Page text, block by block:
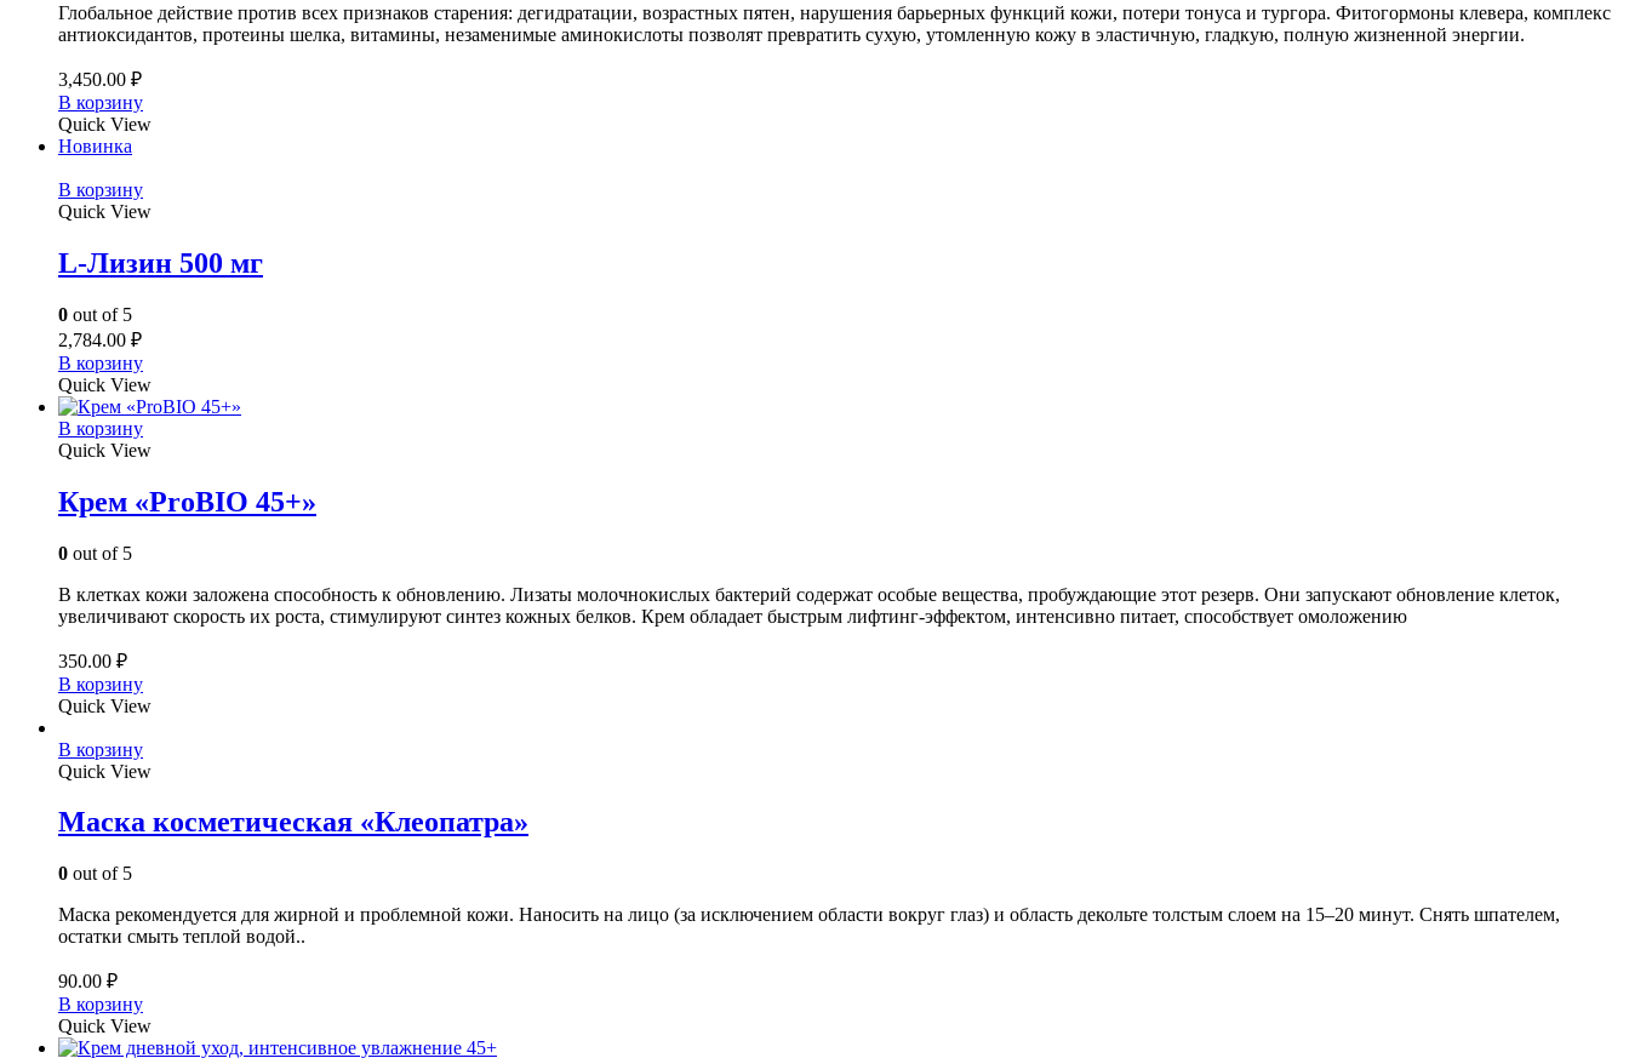
Глобальное действие против всех признаков старения: дегидратации, возрастных пятен, нарушения барьерных функций кожи, потери тонуса и тургора. Фитогормоны клевера, комплекс
антиоксидантов, протеины шелка, витамины, незаменимые аминокислоты позволят превратить сухую, утомленную кожу в эластичную, гладкую, полную жизненной энергии.
3,450.00 ₽
В корзину
Quick View
Новинка
В корзину
Quick View
L-Лизин 500 мг
0 out of 5
2,784.00 ₽
В корзину
Quick View
В корзину
Quick View
Крем «ProBIO 45+»
0 out of 5
В клетках кожи заложена способность к обновлению. Лизаты молочнокислых бактерий содержат особые вещества, пробуждающие этот резерв. Они запускают обновление клеток,
увеличивают скорость их роста, стимулируют синтез кожных белков. Крем обладает быстрым лифтинг-эффектом, интенсивно питает, способствует омоложению
350.00 ₽
В корзину
Quick View
В корзину
Quick View
Маска косметическая «Клеопатра»
0 out of 5
Маска рекомендуется для жирной и проблемной кожи. Наносить на лицо (за исключением области вокруг глаз) и область декольте толстым слоем на 15–20 минут. Снять шпателем,
остатки смыть теплой водой..
90.00 ₽
В корзину
Quick View